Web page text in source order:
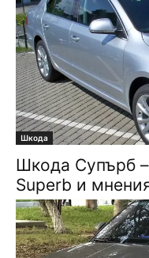
Шкода
Шкода Супърб
Superb и